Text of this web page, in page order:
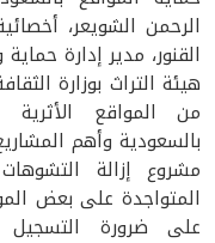
الرحمن الشويعر،
القنور، مدير إدارة
هيئة التراث بوزارة
من المواقع الأثرية
بالسعودية وأهم
مشروع إزالة
المتواجدة على بعض
على ضرورة التسجيل